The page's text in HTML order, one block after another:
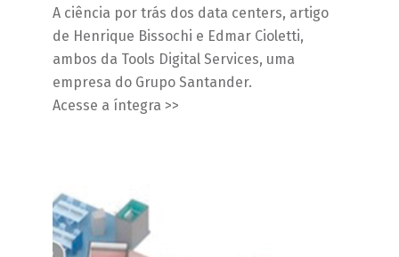
A ciência por trás dos data centers, artigo
de Henrique Bissochi e Edmar Cioletti,
ambos da Tools Digital Services, uma
empresa do Grupo Santander.
Acesse a íntegra >>